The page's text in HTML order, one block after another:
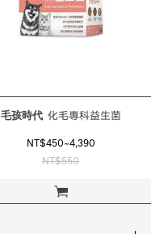
立即購買
毛孩時代 化毛專科益生菌
NT$450~4,390
NT$550